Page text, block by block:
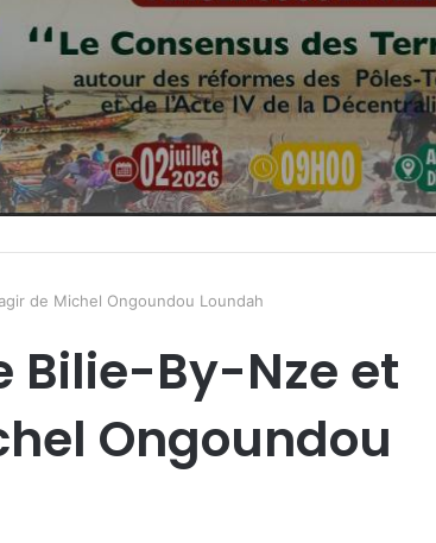
de Michel Ongoundou Loundah
Bilie-By-Nze et
Ongoundou